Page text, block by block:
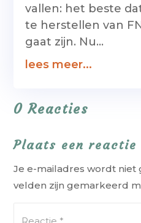
vallen: het beste
te herstellen van
gaat zijn. Nu...
lees meer...
0 Reacties
Plaats een reactie
Je e-mailadres wordt niet
velden zijn gemarkeerd